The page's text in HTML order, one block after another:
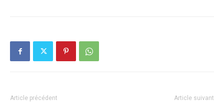
Article précédent Article suivant